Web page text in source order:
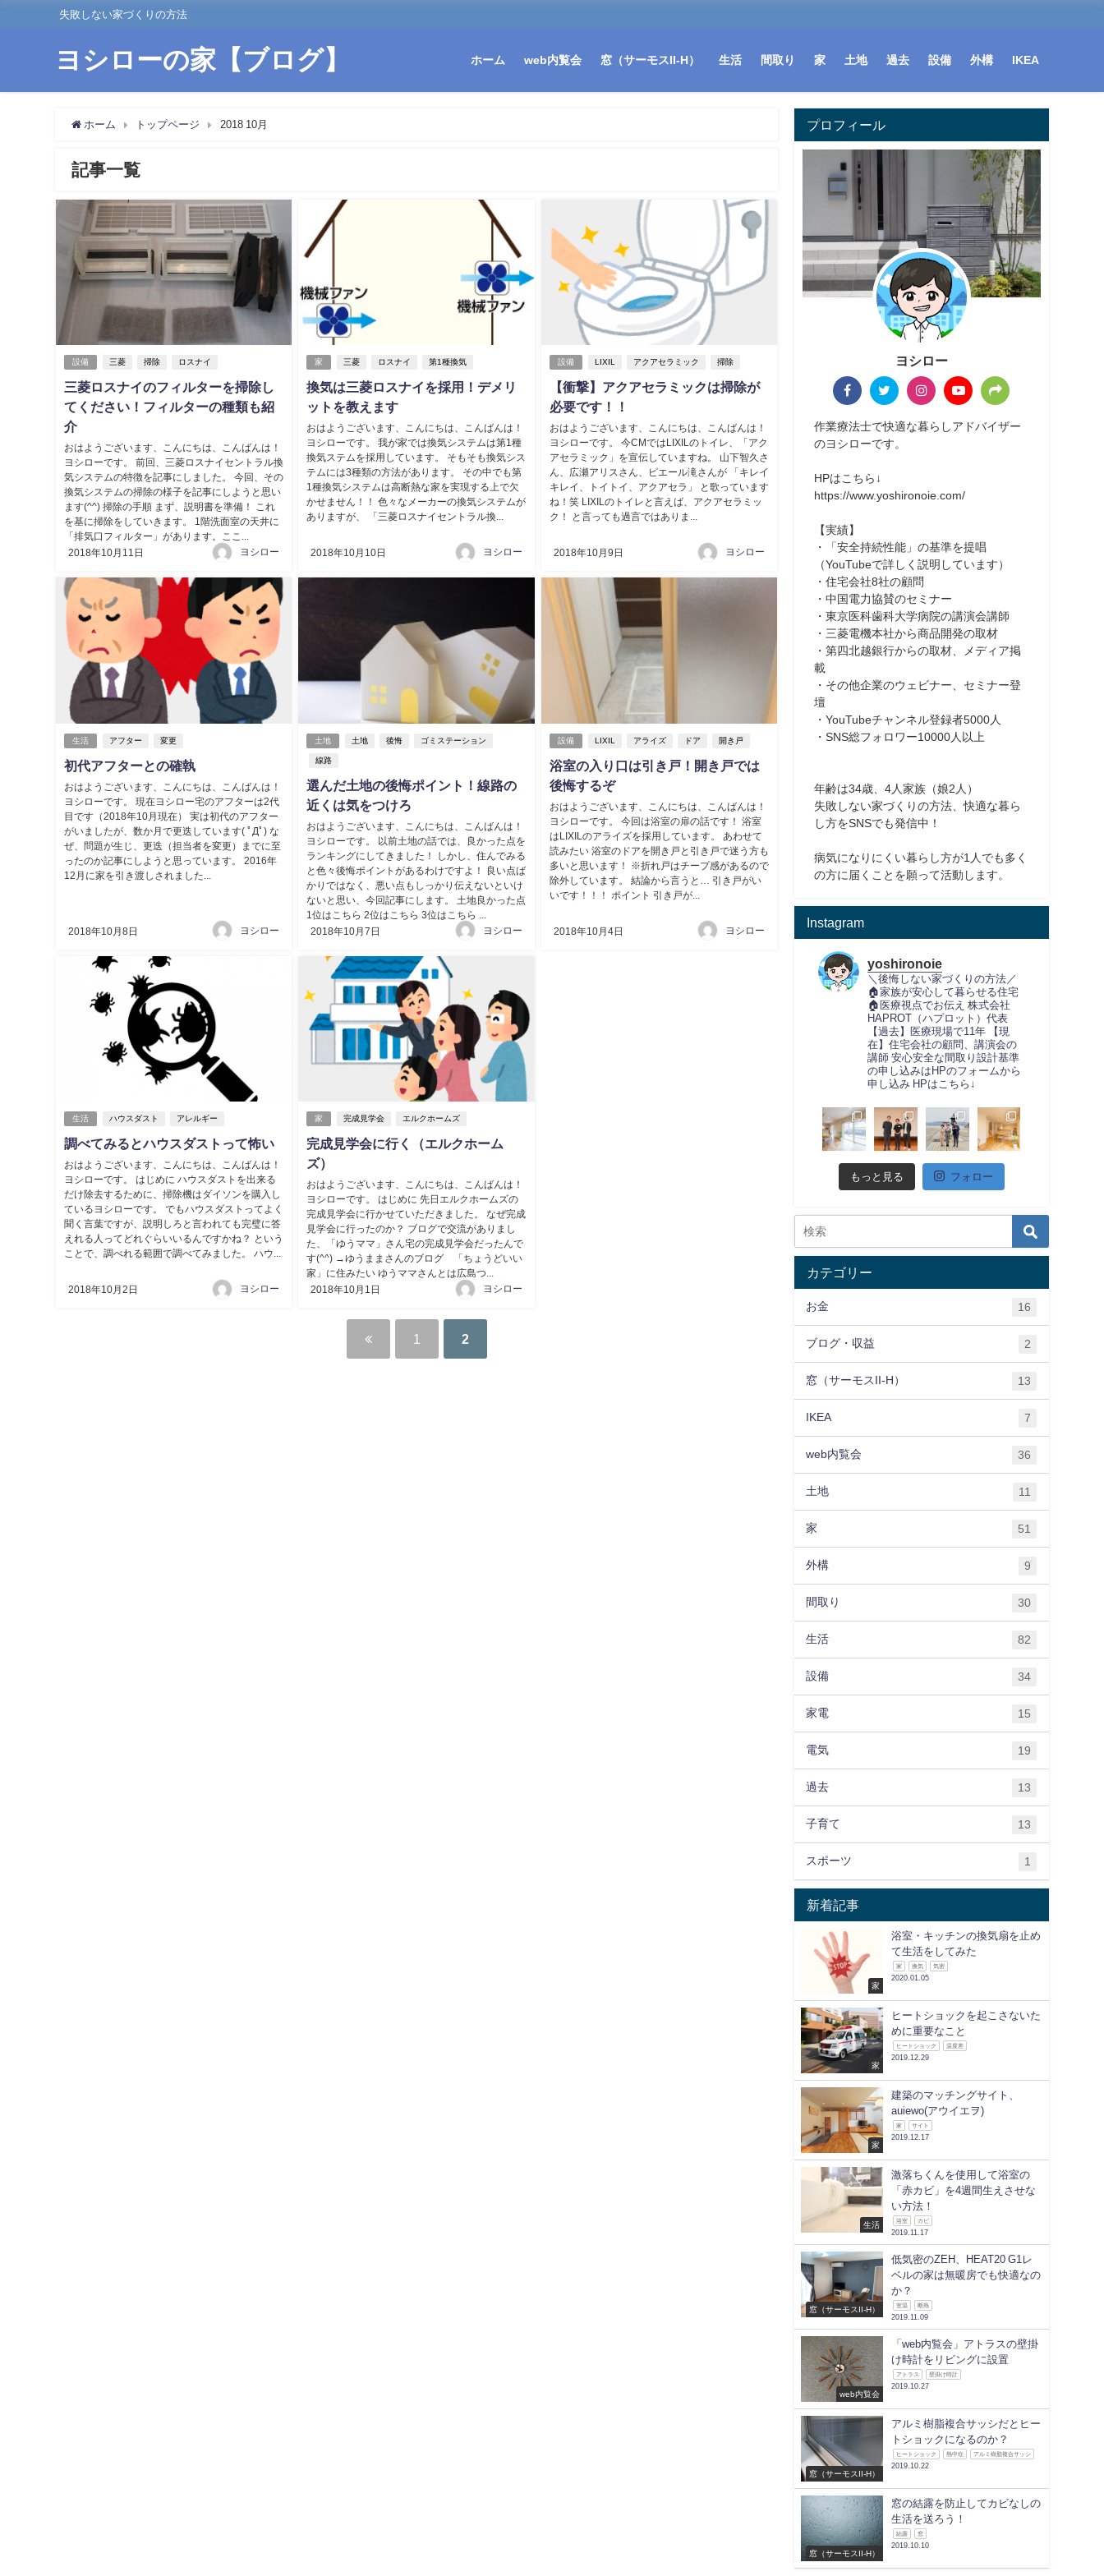
失敗しない家づくりの方法
ヨシローの家【ブログ】 ホーム web内覧会 窓（サーモスII-H） 生活 間取り 家 土地 過去 設備 外構 IKEA
ホーム トップページ 2018 10月
記事一覧
設備 三菱 掃除 ロスナイ
三菱ロスナイのフィルターを掃除し
てください！フィルターの種類も紹
介
おはようございます、こんにちは、こんばんは！
ヨシローです。 前回、三菱ロスナイセントラル換
気システムの特徴を記事にしました。 今回、その
換気システムの掃除の様子を記事にしようと思い
ます(^^) 掃除の手順 まず、説明書を準備！ これ
を基に掃除をしていきます。 1階洗面室の天井に
「排気口フィルター」があります。ここ...
2018年10月11日
ヨシロー
家 三菱 ロスナイ 第1種換気
換気は三菱ロスナイを採用！デメリ
ットを教えます
おはようございます、こんにちは、こんばんは！
ヨシローです。 我が家では換気システムは第1種
換気ステムを採用しています。 そもそも換気シス
テムには3種類の方法があります。 その中でも第
1種換気システムは高断熱な家を実現する上で欠
かせません！！ 色々なメーカーの換気システムが
ありますが、 「三菱ロスナイセントラル換...
2018年10月10日 ヨシロー
設備 LIXIL アクアセラミック 掃除
【衝撃】アクアセラミックは掃除が
必要です！！
おはようございます、こんにちは、こんばんは！
ヨシローです。 今CMではLIXILのトイレ、「アク
アセラミック」を宣伝していますね。 山下智久さ
ん、広瀬アリスさん、ピエール滝さんが 「キレイ
キレイ、トイトイ、アクアセラ」 と歌っています
ね！笑 LIXILのトイレと言えば、アクアセラミッ
ク！ と言っても過言ではありま...
2018年10月9日 ヨシロー
生活 アフター 変更
初代アフターとの確執
おはようございます、こんにちは、こんばんは！
ヨシローです。 現在ヨシロー宅のアフターは2代
目です（2018年10月現在） 実は初代のアフター
がいましたが、数か月で更迭しています( ﾟДﾟ) な
ぜ、問題が生じ、更迭（担当者を変更）までに至
ったのか記事にしようと思っています。 2016年
12月に家を引き渡しされました...
2018年10月8日 ヨシロー
土地 土地 後悔 ゴミステーション
線路
選んだ土地の後悔ポイント！線路の
近くは気をつけろ
おはようございます、こんにちは、こんばんは！
ヨシローです。 以前土地の話では、良かった点を
ランキングにしてきました！ しかし、住んでみる
と色々後悔ポイントがあるわけですよ！ 良い点ば
かりではなく、悪い点もしっかり伝えないといけ
ないと思い、今回記事にします。 土地良かった点
1位はこちら 2位はこちら 3位はこちら ...
2018年10月7日
ヨシロー
設備 LIXIL アライズ ドア 開き戸
浴室の入り口は引き戸！開き戸では
後悔するぞ
おはようございます、こんにちは、こんばんは！
ヨシローです。 今回は浴室の扉の話です！ 浴室
はLIXILのアライズを採用しています。 あわせて
読みたい 浴室のドアを開き戸と引き戸で迷う方も
多いと思います！ ※折れ戸はチープ感があるので
除外しています。 結論から言うと… 引き戸がい
いです！！！ ポイント 引き戸が...
2018年10月4日 ヨシロー
生活 ハウスダスト アレルギー
調べてみるとハウスダストって怖い
おはようございます、こんにちは、こんばんは！
ヨシローです。 はじめに ハウスダストを出来る
だけ除去するために、掃除機はダイソンを購入し
ているヨシローです。 でもハウスダストってよく
聞く言葉ですが、説明しろと言われても完璧に答
えれる人ってどれぐらいいるんですかね？ という
ことで、調べれる範囲で調べてみました。 ハウ...
2018年10月2日 ヨシロー
家 完成見学会 エルクホームズ
完成見学会に行く（エルクホーム
ズ）
おはようございます、こんにちは、こんばんは！
ヨシローです。 はじめに 先日エルクホームズの
完成見学会に行かせていただきました。 なぜ完成
見学会に行ったのか？ ブログで交流がありまし
た、「ゆうママ」さん宅の完成見学会だったんで
す(^^) →ゆうままさんのブログ 「ちょうどいい
家」に住みたい ゆうママさんとは広島つ...
2018年10月1日
ヨシロー
1 2
プロフィール
ヨシロー
作業療法士で快適な暮らしアドバイザー
のヨシローです。
HPはこちら↓
https://www.yoshironoie.com/
【実績】
・「安全持続性能」の基準を提唱
（YouTubeで詳しく説明しています）
・住宅会社8社の顧問
・中国電力協賛のセミナー
・東京医科歯科大学病院の講演会講師
・三菱電機本社から商品開発の取材
・第四北越銀行からの取材、メディア掲
載
・その他企業のウェビナー、セミナー登
壇
・YouTubeチャンネル登録者5000人
・SNS総フォロワー10000人以上
年齢は34歳、4人家族（娘2人）
失敗しない家づくりの方法、快適な暮ら
し方をSNSでも発信中！
病気になりにくい暮らし方が1人でも多く
の方に届くことを願って活動します。
Instagram
yoshironoie
＼後悔しない家づくりの方法／
🏠家族が安心して暮らせる住宅
🏠医療視点でお伝え 株式会社
HAPROT（ハプロット）代表
【過去】医療現場で11年 【現
在】住宅会社の顧問、講演会の
講師 安心安全な間取り設計基準
の申し込みはHPのフォームから
申し込み HPはこちら↓
もっと見る フォロー
カテゴリー
お金 16
ブログ・収益 2
窓（サーモスII-H） 13
IKEA 7
web内覧会 36
土地 11
家 51
外構 9
間取り 30
生活 82
設備 34
家電 15
電気 19
過去 13
子育て 13
スポーツ 1
新着記事
家
浴室・キッチンの換気扇を止め
て生活をしてみた
家 換気 気密
2020.01.05
家
ヒートショックを起こさないた
めに重要なこと
ヒートショック 温度差
2019.12.29
家
建築のマッチングサイト、
auiewo(アウイエヲ)
家 サイト
2019.12.17
生活
激落ちくんを使用して浴室の
「赤カビ」を4週間生えさせな
い方法！
浴室 カビ
2019.11.17
窓（サーモスII-H）
低気密のZEH、HEAT20 G1レ
ベルの家は無暖房でも快適なの
か？
室温 断熱
2019.11.09
web内覧会
「web内覧会」アトラスの壁掛
け時計をリビングに設置
アトラス 壁掛け時計
2019.10.27
窓（サーモスII-H）
アルミ樹脂複合サッシだとヒー
トショックになるのか？
ヒートショック 熱中症 アルミ樹脂複合サッシ
2019.10.22
窓（サーモスII-H）
窓の結露を防止してカビなしの
生活を送ろう！
結露 窓
2019.10.10